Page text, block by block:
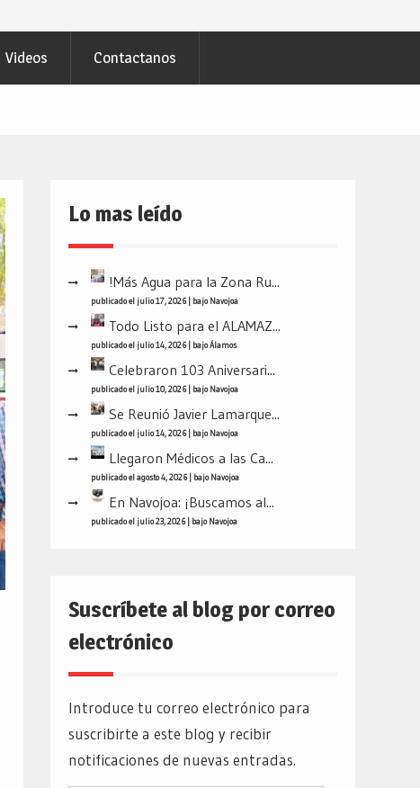
Videos Contactanos
Lo mas leído
!Más Agua para la Zona Ru...
publicado el julio 17, 2026| bajoNavojoa
Todo Listo para el ALAMAZ...
publicado el julio 14, 2026| bajoÁlamos
Celebraron 103 Aniversari...
publicado el julio 10, 2026| bajoNavojoa
Se Reunió Javier Lamarque...
publicado el julio 14, 2026| bajoNavojoa
Llegaron Médicos a las Ca...
publicado el agosto 4, 2026| bajoNavojoa
En Navojoa: ¡Buscamos al...
publicado el julio 23, 2026| bajoNavojoa
Suscríbete al blog por correo
electrónico
Introduce tu correo electrónico para
suscribirte a este blog y recibir
notificaciones de nuevas entradas.